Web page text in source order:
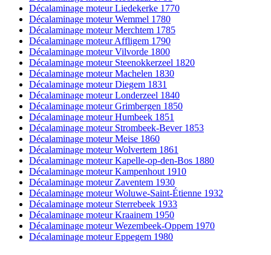
Décalaminage moteur Liedekerke 1770
Décalaminage moteur Wemmel 1780
Décalaminage moteur Merchtem 1785
Décalaminage moteur Affligem 1790
Décalaminage moteur Vilvorde 1800
Décalaminage moteur Steenokkerzeel 1820
Décalaminage moteur Machelen 1830
Décalaminage moteur Diegem 1831
Décalaminage moteur Londerzeel 1840
Décalaminage moteur Grimbergen 1850
Décalaminage moteur Humbeek 1851
Décalaminage moteur Strombeek-Bever 1853
Décalaminage moteur Meise 1860
Décalaminage moteur Wolvertem 1861
Décalaminage moteur Kapelle-op-den-Bos 1880
Décalaminage moteur Kampenhout 1910
Décalaminage moteur Zaventem 1930
Décalaminage moteur Woluwe-Saint-Étienne 1932
Décalaminage moteur Sterrebeek 1933
Décalaminage moteur Kraainem 1950
Décalaminage moteur Wezembeek-Oppem 1970
Décalaminage moteur Eppegem 1980